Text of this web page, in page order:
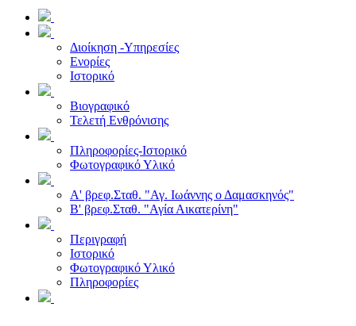
Διοίκηση -Υπηρεσίες
Ενορίες
Ιστορικό
Βιογραφικό
Τελετή Ενθρόνισης
Πληροφορίες-Ιστορικό
Φωτογραφικό Υλικό
Α' βρεφ.Σταθ. "Αγ. Ιωάννης ο Δαμασκηνός"
Β' βρεφ.Σταθ. "Αγία Αικατερίνη"
Περιγραφή
Ιστορικό
Φωτογραφικό Υλικό
Πληροφορίες